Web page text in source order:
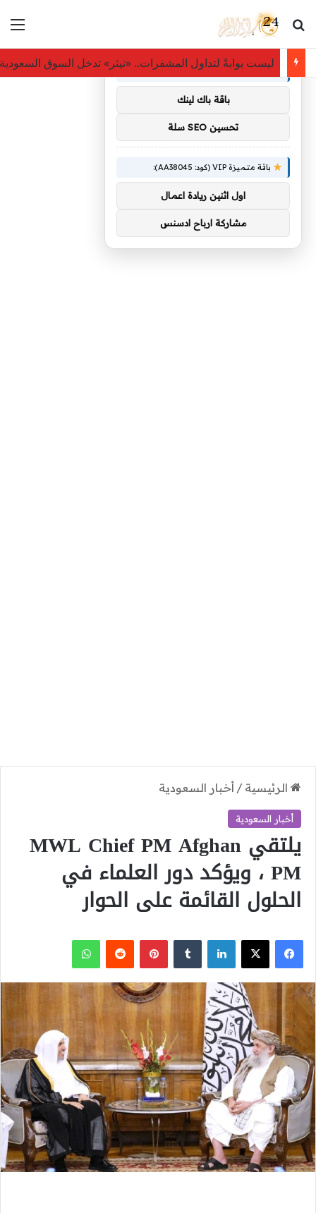
بحث عن
ليست بوابةً لتداول المشفرات.. «تيثر» تدخل السوق
الرئيسية / أخبار السعودية
أخبار السعودية
يلتقي MWL Chief PM Afghan
PM ، ويؤكد دور العلماء في
الحلول القائمة على الحوار
فيسبوك
‫X لينكدإن بينتيريست واتساب
توصيات :
باقة متميزة VIP (كود: AA11138):
باقة باك لينك
تحسين SEO سلة
باقة متميزة VIP (كود: AA38045):
اول اثنين ريادة اعمال
مشاركة ارباح ادسنس